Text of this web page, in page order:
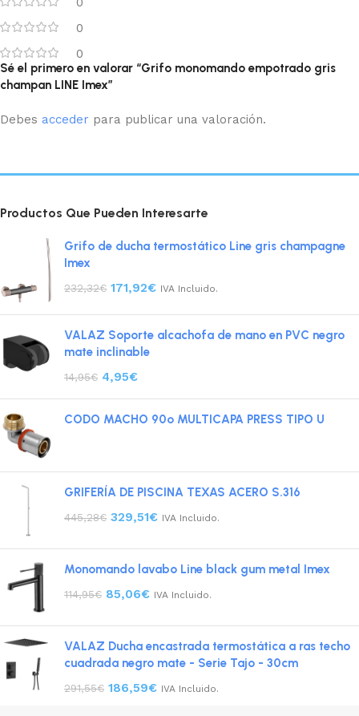
0
0
Sé el primero en valorar “Grifo monomando empotrado gris
champan LINE Imex”
Debes acceder para publicar una valoración.
Productos Que Pueden Interesarte
Grifo de ducha termostático Line gris champagne
Imex
232,32€ 171,92€ IVA Incluido.
VALAZ Soporte alcachofa de mano en PVC negro
mate inclinable
14,95€ 4,95€
CODO MACHO 90º MULTICAPA PRESS TIPO U
GRIFERÍA DE PISCINA TEXAS ACERO S.316
445,28€ 329,51€ IVA Incluido.
Monomando lavabo Line black gum metal Imex
114,95€ 85,06€ IVA Incluido.
VALAZ Ducha encastrada termostática a ras techo
cuadrada negro mate - Serie Tajo - 30cm
291,55€ 186,59€ IVA Incluido.